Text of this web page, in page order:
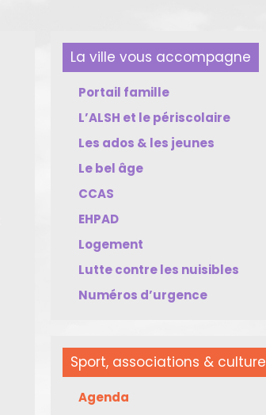
La ville vous accompagne
Portail famille
L’ALSH et le périscolaire
Les ados & les jeunes
Le bel âge
CCAS
EHPAD
Logement
Lutte contre les nuisibles
Numéros d’urgence
Sport, associations & culture
Agenda